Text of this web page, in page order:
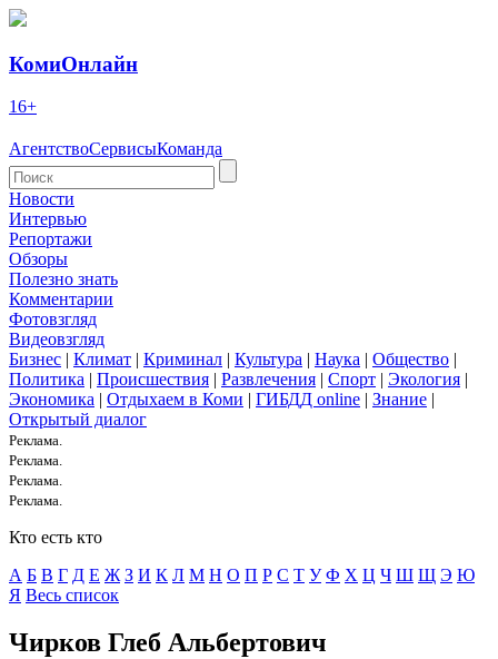
КомиОнлайн
16+
АгентствоСервисыКоманда
Новости
Интервью
Репортажи
Обзоры
Полезно знать
Комментарии
Фотовзгляд
Видеовзгляд
Бизнес | Климат | Криминал | Культура | Наука | Общество |
Политика | Происшествия | Развлечения | Спорт | Экология |
Экономика | Отдыхаем в Коми | ГИБДД online | Знание |
Открытый диалог
Реклама.
Реклама.
Реклама.
Реклама.
Кто есть кто
А Б В Г Д E Ж З И К Л М Н О П Р С Т У Ф Х Ц Ч Ш Щ Э Ю
Я Весь список
Чирков Глеб Альбертович